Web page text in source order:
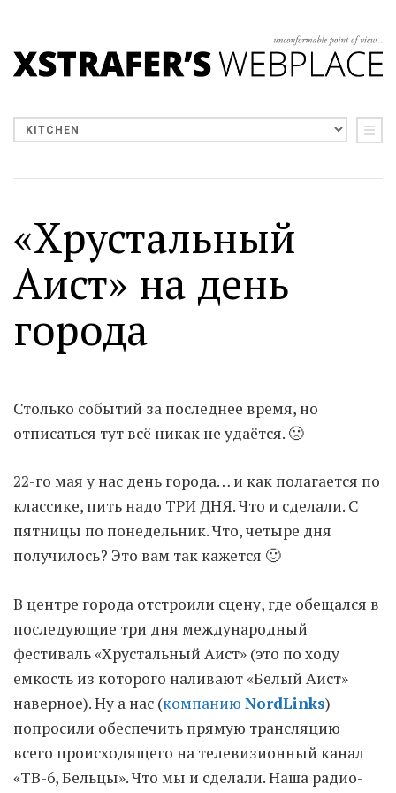
«Хрустальный
Аист» на день
города
Столько событий за последнее время, но
отписаться тут всё никак не удаётся. 🙁
22-го мая у нас день города… и как полагается по
классике, пить надо ТРИ ДНЯ. Что и сделали. С
пятницы по понедельник. Что, четыре дня
получилось? Это вам так кажется 🙂
В центре города отстроили сцену, где обещался в
последующие три дня международный
фестиваль «Хрустальный Аист» (это по ходу
емкость из которого наливают «Белый Аист»
наверное). Ну а нас (компанию NordLinks)
попросили обеспечить прямую трансляцию
всего происходящего на телевизионный канал
«ТВ-6, Бельцы». Что мы и сделали. Наша радио-
Moldova sightseeings
To-Do
Wishlist
Связаться со мной
TAGZZZZ
24-70/2.8(52) 35mm/1.4(14)
75mm/f1.2(17) 85/1.4D(15)
automotive(22) Balti(32) D800(88)
drone(19) fujifilm (28) hobby(32)
homestudio(16) howto(17)
Internet(43) Kate(56) kitchen (27)
mavic2pro (20) MavicXS(13)